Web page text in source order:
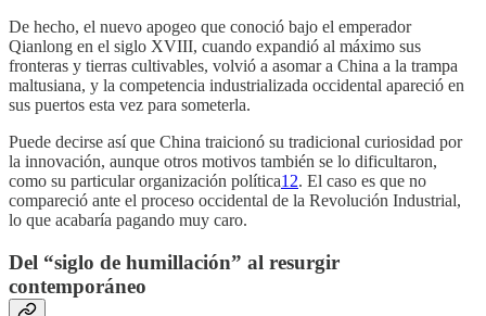
De hecho, el nuevo apogeo que conoció bajo el emperador
Qianlong en el siglo XVIII, cuando expandió al máximo sus
fronteras y tierras cultivables, volvió a asomar a China a la trampa
maltusiana, y la competencia industrializada occidental apareció en
sus puertos esta vez para someterla.
Puede decirse así que China traicionó su tradicional curiosidad por
la innovación, aunque otros motivos también se lo dificultaron,
como su particular organización política12. El caso es que no
compareció ante el proceso occidental de la Revolución Industrial,
lo que acabaría pagando muy caro.
Del “siglo de humillación” al resurgir
contemporáneo